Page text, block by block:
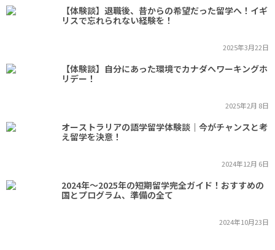
【体験談】退職後、昔からの希望だった留学へ！イギ
リスで忘れられない経験を！
2025年3月22日
【体験談】自分にあった環境でカナダへワーキングホ
リデー！
2025年2月 8日
オーストラリアの語学留学体験談｜今がチャンスと考
え留学を決意！
2024年12月 6日
2024年～2025年の短期留学完全ガイド！おすすめの
国とプログラム、準備の全て
2024年10月23日